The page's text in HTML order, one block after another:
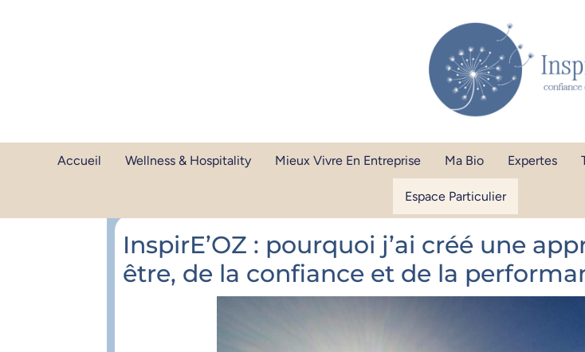
Accueil Wellness & Hospitality Mieux Vivre En Entreprise Ma Bio Expertes
Espace Particulier
Article publié le 26 novembre 2025
InspirE’OZ : pourquoi j’ai créé une
être, de la confiance et de la